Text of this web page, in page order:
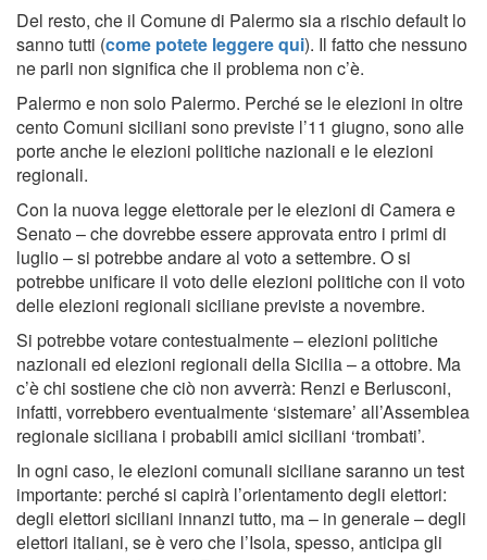
Del resto, che il Comune di Palermo sia a rischio default lo
sanno tutti (come potete leggere qui). Il fatto che nessuno
ne parli non significa che il problema non c’è.
Palermo e non solo Palermo. Perché se le elezioni in oltre
cento Comuni siciliani sono previste l’11 giugno, sono alle
porte anche le elezioni politiche nazionali e le elezioni
regionali.
Con la nuova legge elettorale per le elezioni di Camera e
Senato – che dovrebbe essere approvata entro i primi di
luglio – si potrebbe andare al voto a settembre. O si
potrebbe unificare il voto delle elezioni politiche con il voto
delle elezioni regionali siciliane previste a novembre.
Si potrebbe votare contestualmente – elezioni politiche
nazionali ed elezioni regionali della Sicilia – a ottobre. Ma
c’è chi sostiene che ciò non avverrà: Renzi e Berlusconi,
infatti, vorrebbero eventualmente ‘sistemare’ all’Assemblea
regionale siciliana i probabili amici siciliani ‘trombati’.
In ogni caso, le elezioni comunali siciliane saranno un test
importante: perché si capirà l’orientamento degli elettori:
degli elettori siciliani innanzi tutto, ma – in generale – degli
elettori italiani, se è vero che l’Isola, spesso, anticipa gli